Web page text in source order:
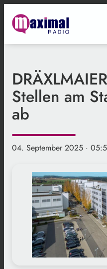
Stellen am
ab
04. September 2025 ·